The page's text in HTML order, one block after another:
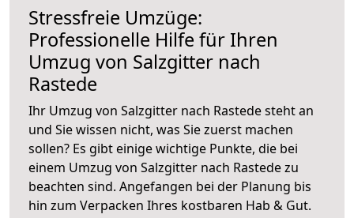
Stressfreie Umzüge:
Professionelle Hilfe für Ihren
Umzug von Salzgitter nach
Rastede
Ihr Umzug von Salzgitter nach Rastede steht an
und Sie wissen nicht, was Sie zuerst machen
sollen? Es gibt einige wichtige Punkte, die bei
einem Umzug von Salzgitter nach Rastede zu
beachten sind. Angefangen bei der Planung bis
hin zum Verpacken Ihres kostbaren Hab & Gut.